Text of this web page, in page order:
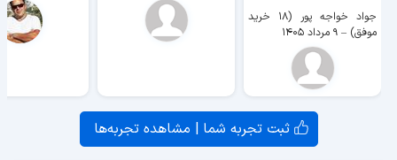
جواد خواجه پور (۱۸ خرید
موفق) – ۹ مرداد ۱۴۰۵
ثبت تجربه شما | مشاهده تجربه‌ها